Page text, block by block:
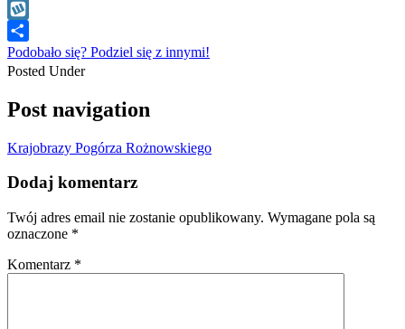
WhatsApp
Wykop
Podobało się? Podziel się z innymi!
Posted Under
Post navigation
Krajobrazy Pogórza Rożnowskiego
Dodaj komentarz
Twój adres email nie zostanie opublikowany. Wymagane pola są
oznaczone *
Komentarz *